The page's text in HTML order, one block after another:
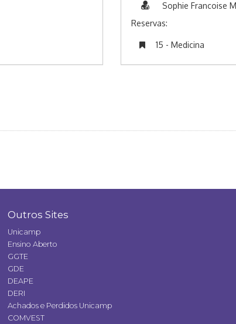
Sophie Francoise
Reservas:
15 - Medicina
Outros Sites
Unicamp
Ensino Aberto
GGTE
GDE
DEAPE
DERI
Achados e Perdidos Unicamp
COMVEST